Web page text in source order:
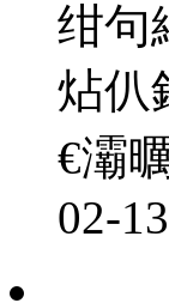
绀句
炶仈
€灞
02-13